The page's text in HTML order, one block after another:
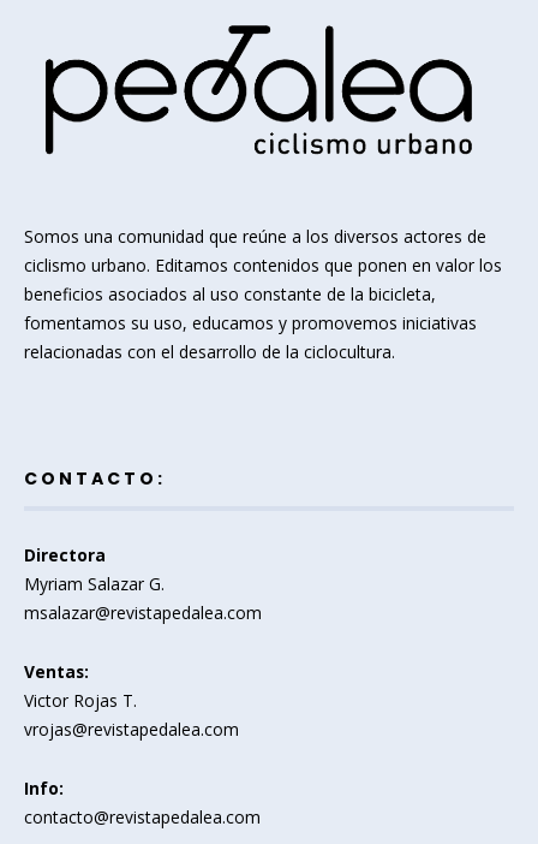
Somos una comunidad que reúne a los diversos actores de
ciclismo urbano. Editamos contenidos que ponen en valor los
beneficios asociados al uso constante de la bicicleta,
fomentamos su uso, educamos y promovemos iniciativas
relacionadas con el desarrollo de la ciclocultura.
CONTACTO:
Directora
Myriam Salazar G.
msalazar@revistapedalea.com
Ventas:
Victor Rojas T.
vrojas@revistapedalea.com
Info:
contacto@revistapedalea.com